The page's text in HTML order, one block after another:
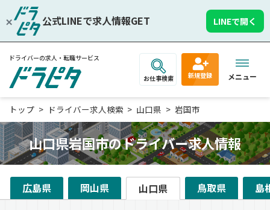
公式LINEで求人情報GET LINEで開く
ドライバーの求人・転職サービス
お仕事検索 新規登録 メニュー
トップ ドライバー求人検索 山口県 岩国市
山口県岩国市のドライバー求人情報
広島県 岡山県 山口県 鳥取県 島